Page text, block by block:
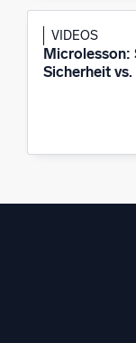
VIDEOS
Sicherheit